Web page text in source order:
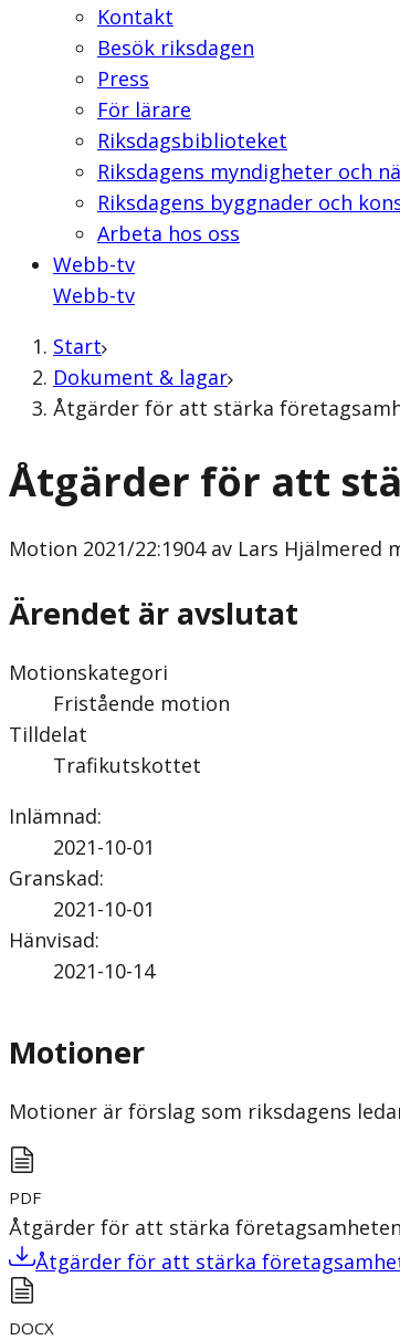
Kontakt
Besök riksdagen
Press
För lärare
Riksdagsbiblioteket
Riksdagens myndigheter och
Riksdagens byggnader och
Arbeta hos oss
Webb-tv
Webb-tv
Start
Dokument & lagar
Åtgärder för att stärka
Åtgärder för att
Motion 2021/22:1904 av Lars Hjälmered
Ärendet är avslutat
Motionskategori
Fristående motion
Tilldelat
Trafikutskottet
Inlämnad:
2021-10-01
Granskad:
2021-10-01
Hänvisad:
2021-10-14
Motioner
Motioner är förslag som riksdagens
PDF
Åtgärder för att stärka företagsamheten
Åtgärder för att stärka
DOCX